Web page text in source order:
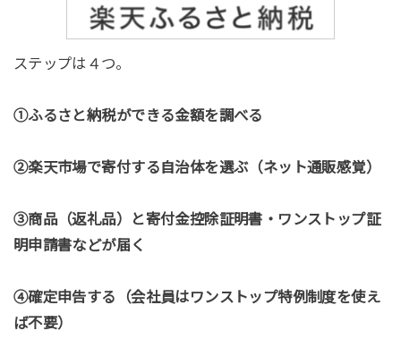
ステップは４つ。
①ふるさと納税ができる金額を調べる
②楽天市場で寄付する自治体を選ぶ（ネット通販感覚）
③商品（返礼品）と寄付金控除証明書・ワンストップ証
明申請書などが届く
④確定申告する（会社員はワンストップ特例制度を使え
ば不要）